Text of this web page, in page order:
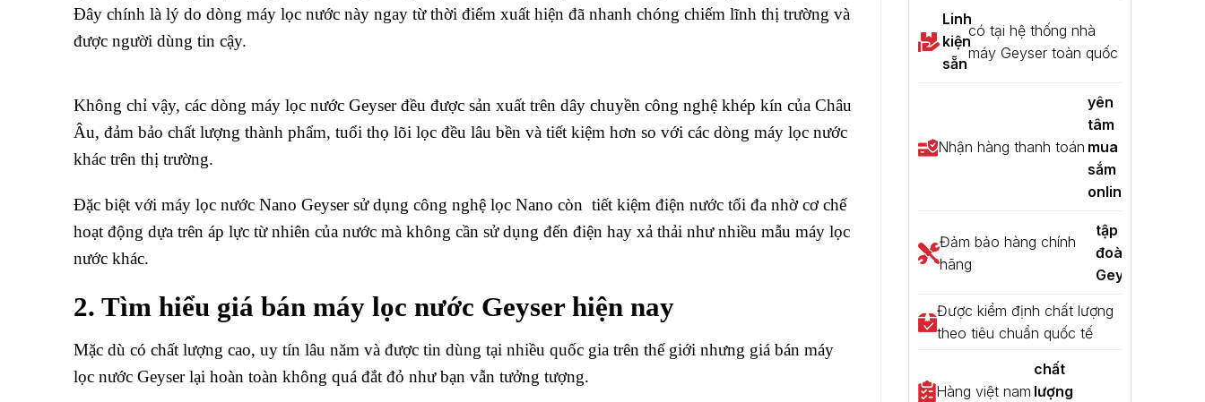
Đây chính là lý do dòng máy lọc nước này ngay từ thời điểm xuất hiện đã nhanh chóng chiếm lĩnh thị trường và
được người dùng tin cậy.
Không chỉ vậy, các dòng máy lọc nước Geyser đều được sản xuất trên dây chuyền công nghệ khép kín của Châu
Âu, đảm bảo chất lượng thành phẩm, tuổi thọ lõi lọc đều lâu bền và tiết kiệm hơn so với các dòng máy lọc nước
khác trên thị trường.
Đặc biệt với máy lọc nước Nano Geyser sử dụng công nghệ lọc Nano còn tiết kiệm điện nước tối đa nhờ cơ chế
hoạt động dựa trên áp lực từ nhiên của nước mà không cần sử dụng đến điện hay xả thải như nhiều mẫu máy lọc
nước khác.
2. Tìm hiểu giá bán máy lọc nước Geyser hiện nay
Mặc dù có chất lượng cao, uy tín lâu năm và được tin dùng tại nhiều quốc gia trên thế giới nhưng giá bán máy
lọc nước Geyser lại hoàn toàn không quá đắt đỏ như bạn vẫn tưởng tượng.
Linh
kiện
sẵn
có tại hệ thống nhà
máy Geyser toàn quốc
Nhận hàng thanh toán
yên
tâm
mua
sắm
online
Đảm bảo hàng chính
hãng
tập
đoàn
Geyser
Được kiểm định chất lượng
theo tiêu chuẩn quốc tế
Hàng việt nam
chất
lượng